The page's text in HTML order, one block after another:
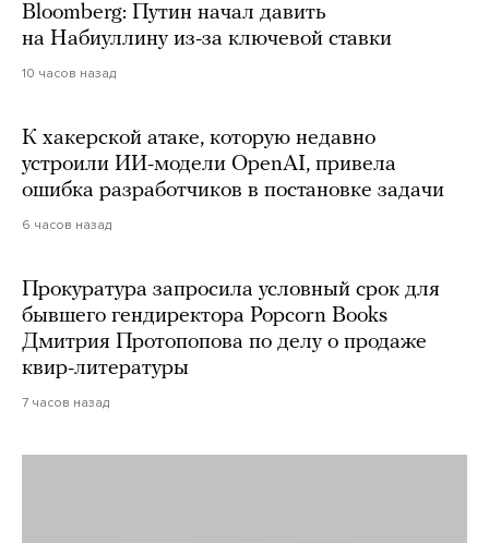
Bloomberg: Путин начал давить
на Набиуллину из-за ключевой ставки
10 часов назад
К хакерской атаке, которую недавно
устроили ИИ-модели OpenAI, привела
ошибка разработчиков в постановке задачи
6 часов назад
Прокуратура запросила условный срок для
бывшего гендиректора Popcorn Books
Дмитрия Протопопова по делу о продаже
квир-литературы
7 часов назад